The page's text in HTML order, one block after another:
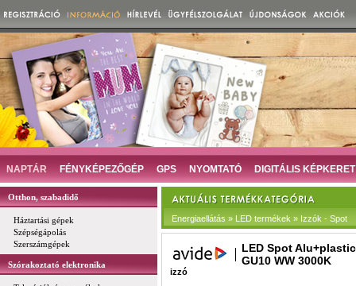
NAPTÁR FÉNYKÉPEZŐGÉP GPS NYOMTATÓ DIGITÁLIS KÉPKERET
Otthon, szabadidő
Háztartási gépek
Szépségápolás
Szerszámgépek
Szórakoztató elektronika
Energiaellátás » LED termékek » Izzók - Spot
LED Spot
GU10 WW 3000K
izzó